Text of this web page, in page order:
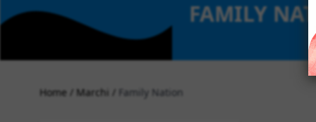
FAMILY
Home / Marchi / Family Nation